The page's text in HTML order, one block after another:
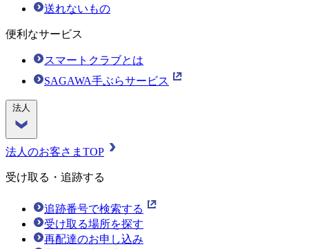
送れないもの
便利なサービス
スマートクラブとは
SAGAWA手ぶらサービス
法人
法人のお客さまTOP
受け取る・追跡する
追跡番号で検索する
受け取る場所を探す
再配達のお申し込み